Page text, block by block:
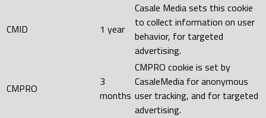
CMID 1 year
Casale Media sets this cookie
to collect information on user
behavior, for targeted
advertising.
CMPRO
3
months
CMPRO cookie is set by
CasaleMedia for anonymous
user tracking, and for targeted
advertising.